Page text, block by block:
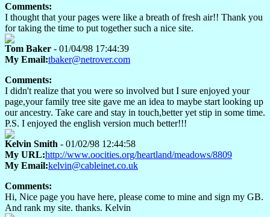
Comments:
I thought that your pages were like a breath of fresh air!! Thank you
for taking the time to put together such a nice site.
Tom Baker - 01/04/98 17:44:39
My Email:tbaker@netrover.com
Comments:
I didn't realize that you were so involved but I sure enjoyed your
page,your family tree site gave me an idea to maybe start looking up
our ancestry. Take care and stay in touch,better yet stip in some time.
P.S. I enjoyed the english version much better!!!
Kelvin Smith - 01/02/98 12:44:58
My URL:http://www.oocities.org/heartland/meadows/8809
My Email:kelvin@cableinet.co.uk
Comments:
Hi, Nice page you have here, please come to mine and sign my GB.
And rank my site. thanks. Kelvin